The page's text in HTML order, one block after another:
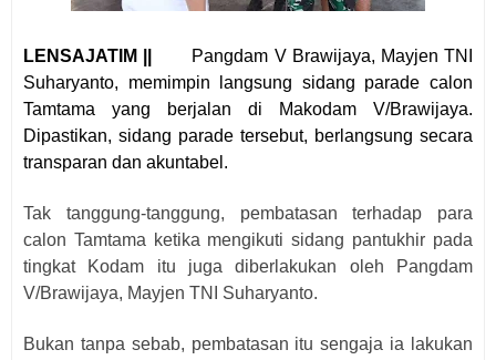
LENSAJATIM ||
Pangdam V Brawijaya, Mayjen TNI
Suharyanto, memimpin langsung sidang parade calon
Tamtama yang berjalan di Makodam V/Brawijaya.
Dipastikan, sidang parade tersebut, berlangsung secara
transparan dan akuntabel.
Tak tanggung-tanggung, pembatasan terhadap para
calon Tamtama ketika mengikuti sidang pantukhir pada
tingkat Kodam itu juga diberlakukan oleh Pangdam
V/Brawijaya, Mayjen TNI Suharyanto.
Bukan tanpa sebab, pembatasan itu sengaja ia lakukan